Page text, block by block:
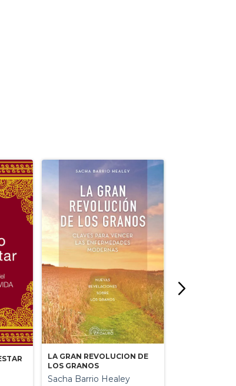
LA GRAN REVOLUCION DE
LOS GRANOS
Sacha Barrio Healey